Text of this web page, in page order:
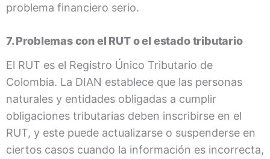
problema financiero serio.
7. Problemas con el RUT o el estado tributario
El RUT es el Registro Único Tributario de
Colombia. La DIAN establece que las personas
naturales y entidades obligadas a cumplir
obligaciones tributarias deben inscribirse en el
RUT, y este puede actualizarse o suspenderse en
ciertos casos cuando la información es incorrecta,